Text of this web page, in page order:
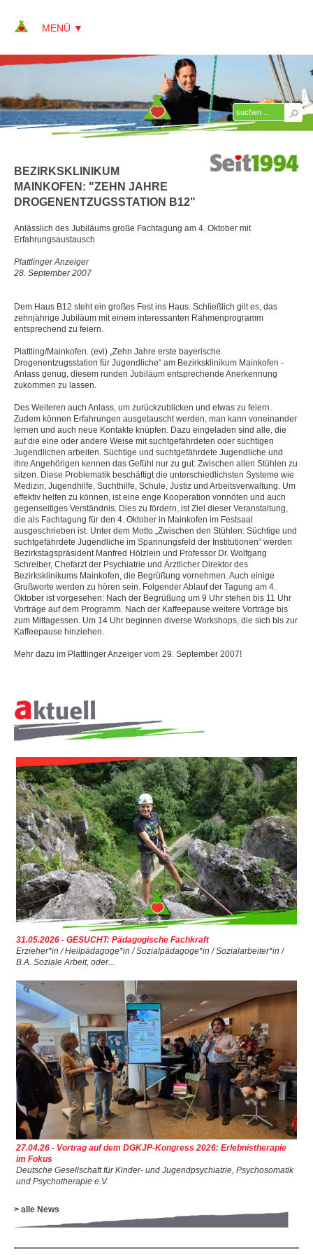
ÜBER KAP
JOBS + KARRIERE
REFERENZEN
PRESSE
SITEMAP
▼
▼
▼
BEZIRKSKLINIKUM
MAINKOFEN: "ZEHN JAHRE
DROGENENTZUGSSTATION B12"
Anlässlich des Jubiläums große Fachtagung am 4. Oktober mit
Erfahrungsaustausch
Plattlinger Anzeiger
28. September 2007
Dem Haus B12 steht ein großes Fest ins Haus. Schließlich gilt es, das
zehnjährige Jubiläum mit einem interessanten Rahmenprogramm
entsprechend zu feiern.
Plattling/Mainkofen. (evi) „Zehn Jahre erste bayerische
Drogenentzugsstation für Jugendliche“ am Bezirksklinikum Mainkofen -
Anlass genug, diesem runden Jubiläum entsprechende Anerkennung
zukommen zu lassen.
Des Weiteren auch Anlass, um zurückzublicken und etwas zu feiern.
Zudem können Erfahrungen ausgetauscht werden, man kann voneinander
lernen und auch neue Kontakte knüpfen. Dazu eingeladen sind alle, die
auf die eine oder andere Weise mit suchtgefährdeten oder süchtigen
Jugendlichen arbeiten. Süchtige und suchtgefährdete Jugendliche und
ihre Angehörigen kennen das Gefühl nur zu gut: Zwischen allen Stühlen zu
sitzen. Diese Problematik beschäftigt die unterschiedlichsten Systeme wie
Medizin, Jugendhilfe, Suchthilfe, Schule, Justiz und Arbeitsverwaltung. Um
effektiv helfen zu können, ist eine enge Kooperation vonnöten und auch
gegenseitiges Verständnis. Dies zu fördern, ist Ziel dieser Veranstaltung,
die als Fachtagung für den 4. Oktober in Mainkofen im Festsaal
ausgeschrieben ist. Unter dem Motto „Zwischen den Stühlen: Süchtige und
suchtgefährdete Jugendliche im Spannungsfeld der Institutionen“ werden
Bezirkstagspräsident Manfred Hölzlein und Professor Dr. Wolfgang
Schreiber, Chefarzt der Psychiatrie und Ärztlicher Direktor des
Bezirksklinikums Mainkofen, die Begrüßung vornehmen. Auch einige
Grußworte werden zu hören sein. Folgender Ablauf der Tagung am 4.
Oktober ist vorgesehen: Nach der Begrüßung um 9 Uhr stehen bis 11 Uhr
Vorträge auf dem Programm. Nach der Kaffeepause weitere Vorträge bis
zum Mittagessen. Um 14 Uhr beginnen diverse Workshops, die sich bis zur
Kaffeepause hinziehen.
Mehr dazu im Plattlinger Anzeiger vom 29. September 2007!
UNS
31.05.2026 - GESUCHT: Pädagogische Fachkraft
Erzieher*in / Heilpädagoge*in / Sozialpädagoge*in / Sozialarbeiter*in /
B.A. Soziale Arbeit, oder...
27.04.26 - Vortrag auf dem DGKJP-Kongress 2026: Erlebnistherapie
im Fokus
Deutsche Gesellschaft für Kinder- und Jugendpsychiatrie, Psychosomatik
und Psychotherapie e.V.
> alle News